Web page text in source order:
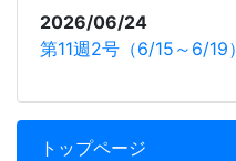
トップページ
2026/06/24
第11週2号（6/15～6/19）